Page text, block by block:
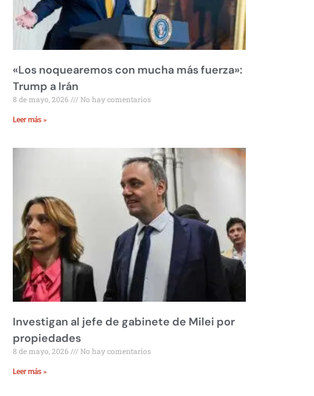
«Los noquearemos con mucha más fuerza»:
Trump a Irán
8 de mayo, 2026 No hay comentarios
Leer más »
Investigan al jefe de gabinete de Milei por
propiedades
8 de mayo, 2026 No hay comentarios
Leer más »